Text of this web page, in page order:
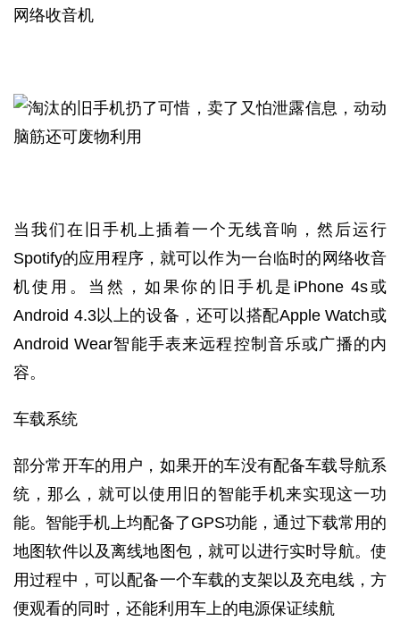
网络收音机
当我们在旧手机上插着一个无线音响，然后运行
Spotify的应用程序，就可以作为一台临时的网络收音
机使用。当然，如果你的旧手机是iPhone 4s或
Android 4.3以上的设备，还可以搭配Apple Watch或
Android Wear智能手表来远程控制音乐或广播的内
容。
车载系统
部分常开车的用户，如果开的车没有配备车载导航系
统，那么，就可以使用旧的智能手机来实现这一功
能。智能手机上均配备了GPS功能，通过下载常用的
地图软件以及离线地图包，就可以进行实时导航。使
用过程中，可以配备一个车载的支架以及充电线，方
便观看的同时，还能利用车上的电源保证续航